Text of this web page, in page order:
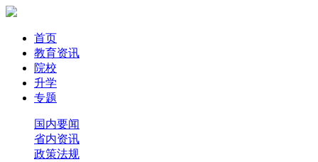
首页
教育资讯
院校
升学
专题
国内要闻
省内资讯
政策法规